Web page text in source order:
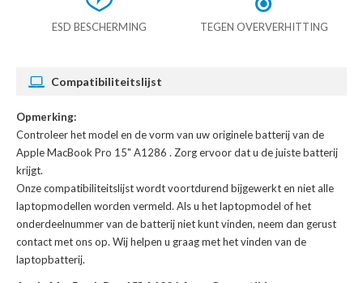
ESD BESCHERMING TEGEN OVERVERHITTING
Compatibiliteitslijst
Opmerking:
Controleer het model en de vorm van uw originele batterij van de
Apple MacBook Pro 15" A1286 . Zorg ervoor dat u de juiste batterij
krijgt.
Onze compatibiliteitslijst wordt voortdurend bijgewerkt en niet alle
laptopmodellen worden vermeld. Als u het laptopmodel of het
onderdeelnummer van de batterij niet kunt vinden, neem dan gerust
contact met ons op. Wij helpen u graag met het vinden van de
laptopbatterij.